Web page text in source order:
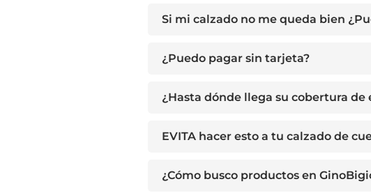
Si mi calzado no me queda bien
¿Puedo pagar sin tarjeta?
¿Hasta dónde llega su cobertura de
EVITA hacer esto a tu calzado de
¿Cómo busco productos en